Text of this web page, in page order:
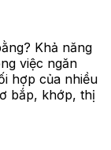
Khả năng
việc ngăn
hợp của nhiều
bắp, khớp, thị